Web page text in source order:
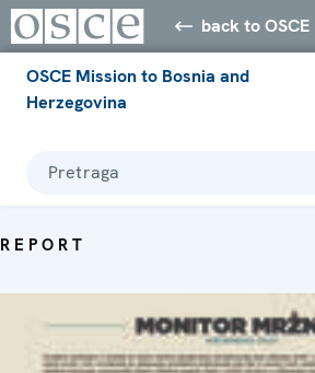
back to OSCE
OSCE Mission to Bosnia and
Herzegovina
Pretraga
REPORT